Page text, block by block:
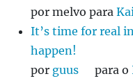
por melvo para
It’s time for real
happen!
por guus para o